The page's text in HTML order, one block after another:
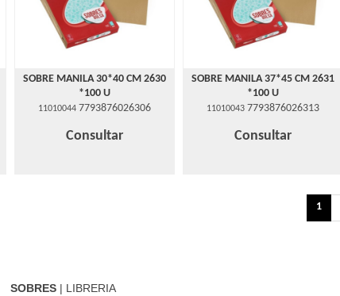
SOBRE MANILA 30*40 CM 2630
*100 U
11010044 7793876026306
Consultar
SOBRE MANILA 37*45 CM 2631
*100 U
11010043 7793876026313
Consultar
1
SOBRES| LIBRERIA